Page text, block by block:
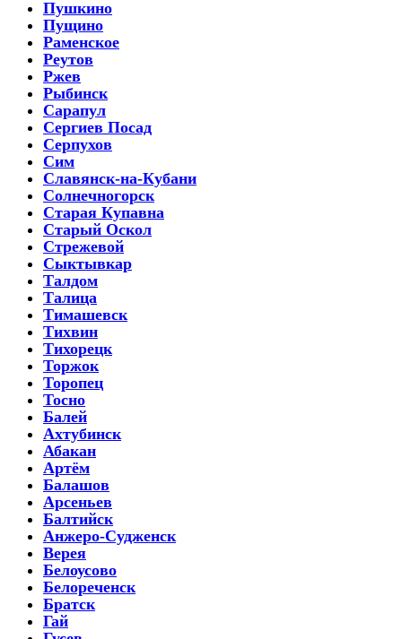
Пушкино
Пущино
Раменское
Реутов
Ржев
Рыбинск
Сарапул
Сергиев Посад
Серпухов
Сим
Славянск-на-Кубани
Солнечногорск
Старая Купавна
Старый Оскол
Стрежевой
Сыктывкар
Талдом
Талица
Тимашевск
Тихвин
Тихорецк
Торжок
Торопец
Тосно
Балей
Ахтубинск
Абакан
Артём
Балашов
Арсеньев
Балтийск
Анжеро-Судженск
Верея
Белоусово
Белореченск
Братск
Гай